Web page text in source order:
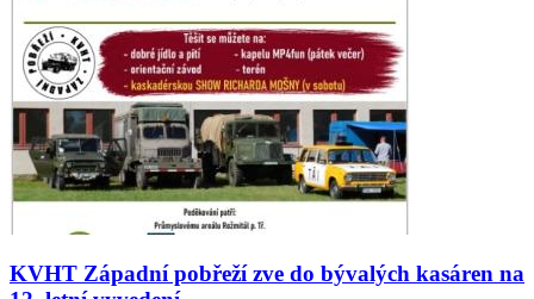
KVHT Západní pobřeží zve do bývalých kasáren na